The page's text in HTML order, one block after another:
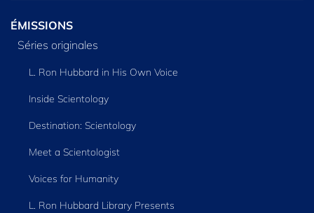
ÉMISSIONS
Séries originales
L. Ron Hubbard in His Own Voice
Inside Scientology
Destination: Scientology
Meet a Scientologist
Voices for Humanity
L. Ron Hubbard Library Presents